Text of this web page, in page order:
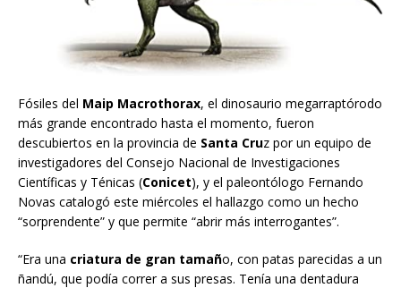
Fósiles del Maip Macrothorax, el dinosaurio megarraptórodo
más grande encontrado hasta el momento, fueron
descubiertos en la provincia de Santa Cruz por un equipo de
investigadores del Consejo Nacional de Investigaciones
Científicas y Ténicas (Conicet), y el paleontólogo Fernando
Novas catalogó este miércoles el hallazgo como un hecho
“sorprendente” y que permite “abrir más interrogantes”.
“Era una criatura de gran tamaño, con patas parecidas a un
ñandú, que podía correr a sus presas. Tenía una dentadura